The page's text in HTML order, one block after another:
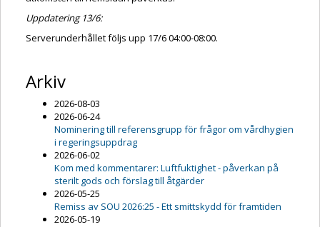
Uppdatering 13/6:
Serverunderhållet följs upp 17/6 04:00-08:00.
Arkiv
2026-08-03
2026-06-24
Nominering till referensgrupp för frågor om vårdhygien
i regeringsuppdrag
2026-06-02
Kom med kommentarer: Luftfuktighet - påverkan på
sterilt gods och förslag till åtgärder
2026-05-25
Remiss av SOU 2026:25 - Ett smittskydd för framtiden
2026-05-19